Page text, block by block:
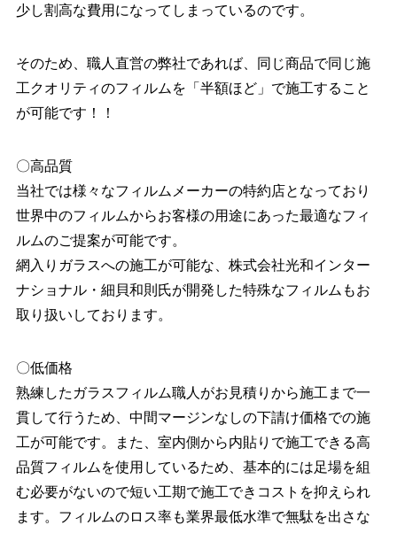
少し割高な費用になってしまっているのです。
そのため、職人直営の弊社であれば、同じ商品で同じ施
工クオリティのフィルムを「半額ほど」で施工すること
が可能です！！
〇高品質
当社では様々なフィルムメーカーの特約店となっており
世界中のフィルムからお客様の用途にあった最適なフィ
ルムのご提案が可能です。
網入りガラスへの施工が可能な、株式会社光和インター
ナショナル・細貝和則氏が開発した特殊なフィルムもお
取り扱いしております。
〇低価格
熟練したガラスフィルム職人がお⾒積りから施工まで一
貫して行うため、中間マージンなしの下請け価格での施
工が可能です。また、室内側から内貼りで施工できる高
品質フィルムを使用しているため、基本的には足場を組
む必要がないので短い工期で施工できコストを抑えられ
ます。フィルムのロス率も業界最低⽔準で無駄を出さな